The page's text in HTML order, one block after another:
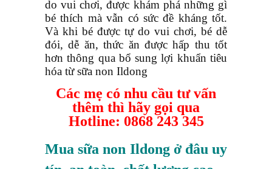
do vui chơi, được khám phá những gì
bé thích mà vẫn có sức đề kháng tốt.
Và khi bé được tự do vui chơi, bé dễ
đói, dễ ăn, thức ăn được hấp thu tốt
hơn thông qua bổ sung lợi khuẩn tiêu
hóa từ sữa non Ildong
Các mẹ có nhu cầu tư vấn
thêm thì hãy gọi qua
Hotline: 0868 243 345
Mua sữa non Ildong ở đâu uy